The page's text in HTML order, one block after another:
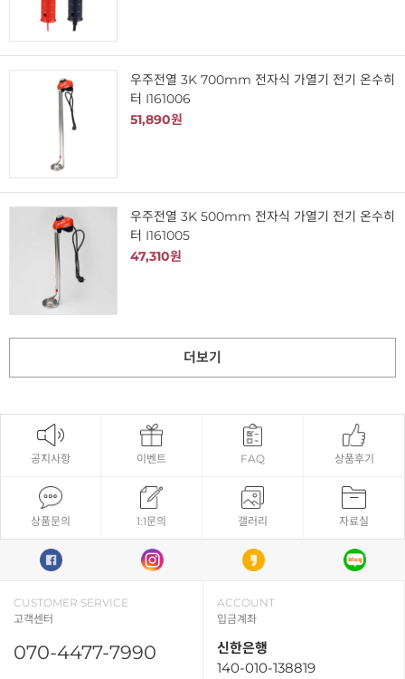
우주전열 3K 700mm 전자식 가열기 전기 온수히
터 I161006
51,890원
우주전열 3K 500mm 전자식 가열기 전기 온수히
터 I161005
47,310원
더보기
공지사항 이벤트 FAQ 상품후기
상품문의 1:1문의 갤러리 자료실
CUSTOMER SERVICE
고객센터
070-4477-7990
ACCOUNT
입금계좌
신한은행
140-010-138819